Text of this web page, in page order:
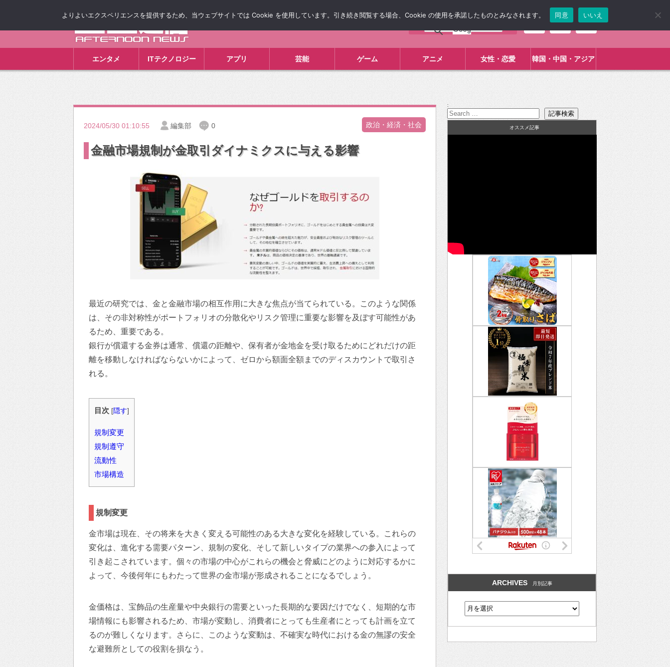
エンタメ ITテクノロジー アプリ 芸能 ゲーム アニメ 女性・恋愛 韓国・中国・アジア
2024/05/30 01:10:55 編集部 0 政治・経済・社会
金融市場規制が金取引ダイナミクスに与える影響
最近の研究では、金と金融市場の相互作用に大きな焦点が当てられている。このような関係
は、その非対称性がポートフォリオの分散化やリスク管理に重要な影響を及ぼす可能性があ
るため、重要である。
銀行が償還する金券は通常、償還の距離や、保有者が金地金を受け取るためにどれだけの距
離を移動しなければならないかによって、ゼロから額面全額までのディスカウントで取引さ
れる。
目次 [隠す]
規制変更
規制遵守
流動性
市場構造
規制変更
金市場は現在、その将来を大きく変える可能性のある大きな変化を経験している。これらの
変化は、進化する需要パターン、規制の変化、そして新しいタイプの業界への参入によって
引き起こされています。個々の市場の中心がこれらの機会と脅威にどのように対応するかに
よって、今後何年にもわたって世界の金市場が形成されることになるでしょう。
金価格は、宝飾品の生産量や中央銀行の需要といった長期的な要因だけでなく、短期的な市
場情報にも影響されるため、市場が変動し、消費者にとっても生産者にとっても計画を立て
るのが難しくなります。さらに、このような変動は、不確実な時代における金の無謬の安全
な避難所としての役割を損なう。
:
オススメ記事
ARCHIVES 月別記事
よりよいエクスペリエンスを提供するため、当ウェブサイトでは Cookie を使用しています。引き続き閲覧する場合、Cookie の使用を承諾したものとみなされます。 同意 いいえ